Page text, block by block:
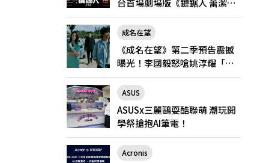
台首場劇場版《鏈鋸人 蕾潔
篇》快閃店就在新光三越台北
南西一館8/6限定登場
成名在望
《成名在望》第二季預告震撼
曝光！李國毅怒嗆姚淳耀「當
邱家的狗」兄弟情決裂
ASUS
ASUSx三麗鷗耍酷聯萌 潮玩開
學祭搶抱AI筆電！
Acronis